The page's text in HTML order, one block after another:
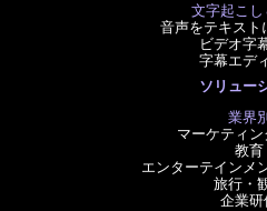
文字起こ
音声をテキスト
ビデオ字
字幕エデ
ソリュー
業界
マーケティ
教育
エンターテインメ
旅行・
企業研